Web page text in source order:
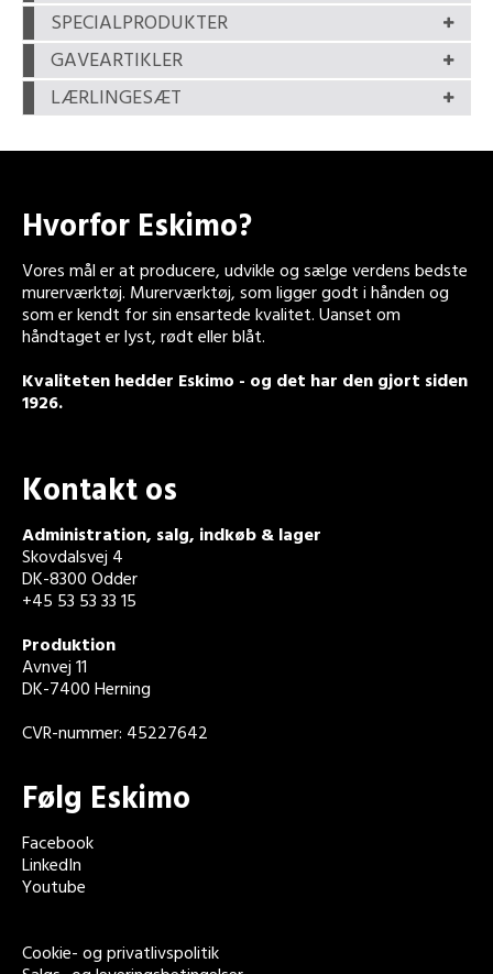
SPECIALPRODUKTER
GAVEARTIKLER
LÆRLINGESÆT
Hvorfor Eskimo?
Vores mål er at producere, udvikle og sælge verdens bedste
murerværktøj. Murerværktøj, som ligger godt i hånden og
som er kendt for sin ensartede kvalitet. Uanset om
håndtaget er lyst, rødt eller blåt.
Kvaliteten hedder Eskimo - og det har den gjort siden
1926.
Kontakt os
Administration, salg, indkøb & lager
Skovdalsvej 4
DK-8300 Odder
+45 53 53 33 15
Produktion
Avnvej 11
DK-7400 Herning
CVR-nummer: 45227642
Følg Eskimo
Facebook
LinkedIn
Youtube
Cookie- og privatlivspolitik